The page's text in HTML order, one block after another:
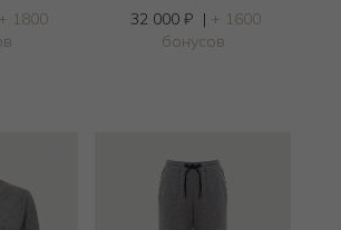
+ 1800
32 000 ₽ | + 1600
бонусов